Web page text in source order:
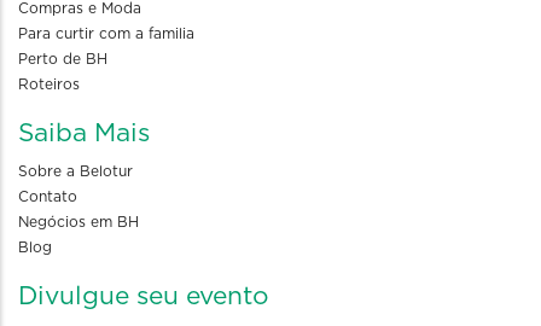
Compras e Moda
Para curtir com a familia
Perto de BH
Roteiros
Saiba Mais
Sobre a Belotur
Contato
Negócios em BH
Blog
Divulgue seu evento